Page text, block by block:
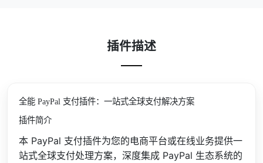
插件描述
全能 PayPal 支付插件：一站式全球支付解决方案
插件简介
本 PayPal 支付插件为您的电商平台或在线业务提供一
站式全球支付处理方案，深度集成 PayPal 生态系统的